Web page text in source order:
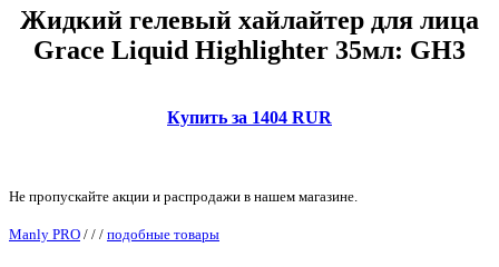
Жидкий гелевый хайлайтер для лица
Grace Liquid Highlighter 35мл: GH3
Купить за 1404 RUR
Не пропускайте акции и распродажи в нашем магазине.
Manly PRO / / / подобные товары